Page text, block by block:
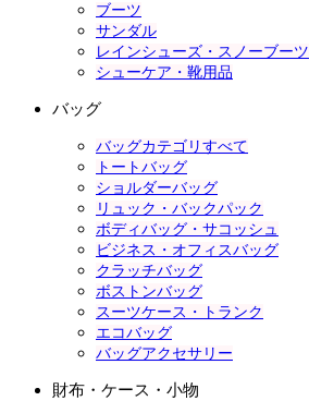
ブーツ
サンダル
レインシューズ・スノーブーツ
シューケア・靴用品
バッグ
バッグカテゴリすべて
トートバッグ
ショルダーバッグ
リュック・バックパック
ボディバッグ・サコッシュ
ビジネス・オフィスバッグ
クラッチバッグ
ボストンバッグ
スーツケース・トランク
エコバッグ
バッグアクセサリー
財布・ケース・小物